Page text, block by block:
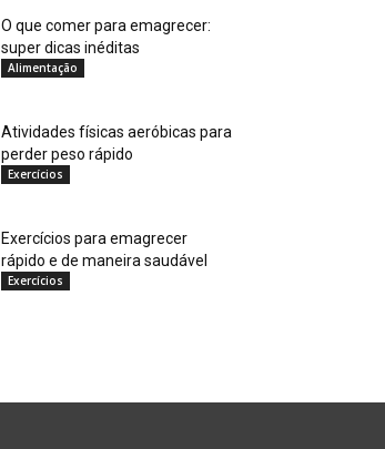
O que comer para emagrecer:
super dicas inéditas
Alimentação
Atividades físicas aeróbicas para
perder peso rápido
Exercícios
Exercícios para emagrecer
rápido e de maneira saudável
Exercícios